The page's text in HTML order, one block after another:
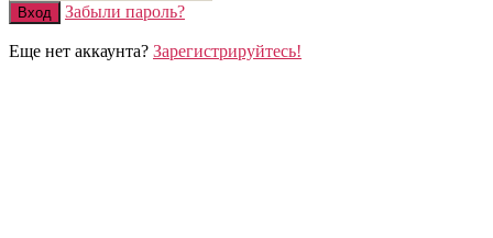
Вход Забыли пароль?
Еще нет аккаунта? Зарегистрируйтесь!